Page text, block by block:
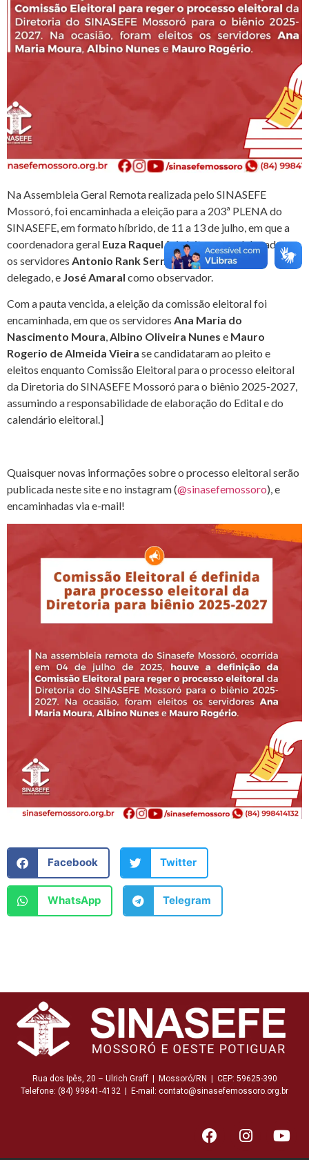
Na Assembleia Geral Remota realizada pelo SINASEFE
Mossoró, foi encaminhada a eleição para a 203ª PLENA do
SINASEFE, em formato híbrido, de 11 a 13 de julho, em que a
coordenadora geral Euza Raquelfoi eleita como delegada, e
os servidores Antonio Rank Sermilherfoi eleito como
delegado, e José Amaral como observador.
Com a pauta vencida, a eleição da comissão eleitoral foi
encaminhada, em que os servidores Ana Maria do
Nascimento Moura,Albino Oliveira Nunes e Mauro
Rogerio de Almeida Vieira se candidataram ao pleito e
eleitos enquanto Comissão Eleitoral para o processo eleitoral
da Diretoria do SINASEFE Mossoró para o biênio 2025-2027,
assumindo a responsabilidade de elaboração do Edital e do
calendário eleitoral.]
Quaisquer novas informações sobre o processo eleitoral serão
publicada neste site e no instagram (@sinasefemossoro), e
encaminhadas via e-mail!
Facebook Twitter
WhatsApp Telegram
Rua dos Ipês, 20 – Ulrich Graff | Mossoró/RN | CEP: 59625-390
Telefone: (84) 99841-4132 | E-mail: contato@sinasefemossoro.org.br